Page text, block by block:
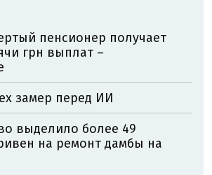
пенсионер получает
грн выплат –
замер перед ИИ
выделило более 49
на ремонт дамбы на